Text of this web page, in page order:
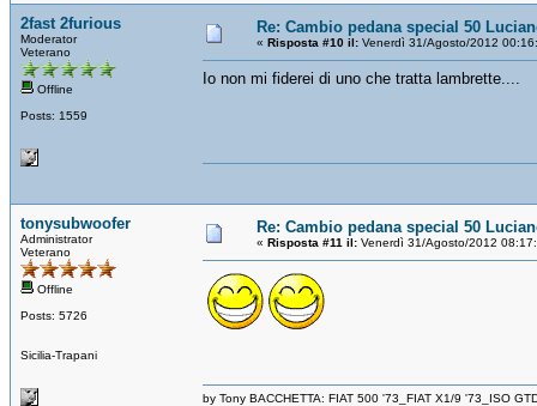
2fast 2furious
Moderator
Veterano
Offline
Posts: 1559
Re: Cambio pedana special 50
« Risposta #10 il: Venerdì 31/Agosto/2012
Io non mi fiderei di uno che tratta lambrette....
tonysubwoofer
Administrator
Veterano
Offline
Posts: 5726
Sicilia-Trapani
Re: Cambio pedana special 50
« Risposta #11 il: Venerdì 31/Agosto/2012
by Tony BACCHETTA: FIAT 500 '73_FIAT X1/9 '73_ISO